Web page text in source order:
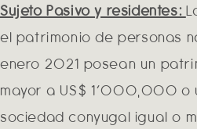
Sujeto Pasivo y residentes:
el patrimonio de personas
enero 2021 posean un
mayor a US$ 1’000,000 o
sociedad conyugal igual o